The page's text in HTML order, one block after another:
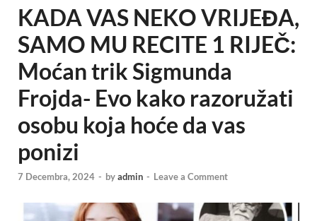
KADA VAS NEKO VRIJEĐA,
SAMO MU RECITE 1 RIJEČ:
Moćan trik Sigmunda
Frojda- Evo kako razoružati
osobu koja hoće da vas
ponizi
7 Decembra, 2024 - byadmin - Leave a Comment